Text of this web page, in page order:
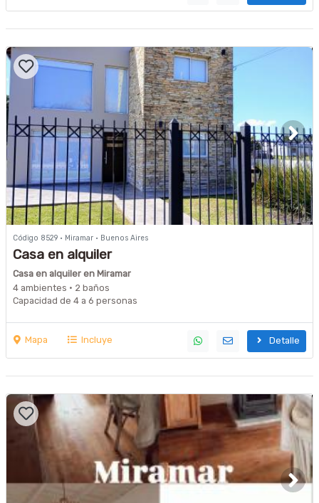
Código 8529 · Miramar · Buenos Aires
Casa en alquiler
Casa en alquiler en Miramar
4 ambientes · 2 baños
Capacidad de 4 a 6 personas
Mapa Incluye Detalle